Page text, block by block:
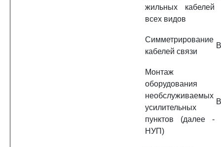
жильных кабелей
всех видов
Симметрирование
кабелей связи
Монтаж
оборудования
необслуживаемых
усилительных
пунктов (далее -
НУП)